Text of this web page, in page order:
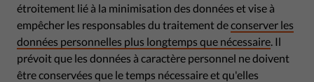
étroitement lié à la minimisation des données et vise à
empêcher les responsables du traitement deconserver les
données personnelles plus longtemps que nécessaire . Il
prévoit que les données à caractère personnel ne doivent
être conservées que le temps nécessaire et qu'elles